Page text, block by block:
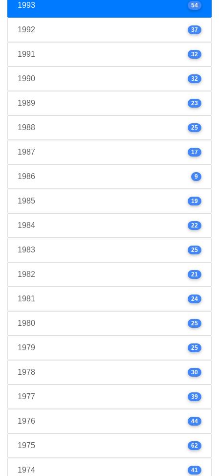
1993 54
1992 37
1991 32
1990 32
1989 23
1988 25
1987 17
1986 9
1985 19
1984 22
1983 25
1982 21
1981 24
1980 25
1979 25
1978 30
1977 39
1976 44
1975 62
1974 41